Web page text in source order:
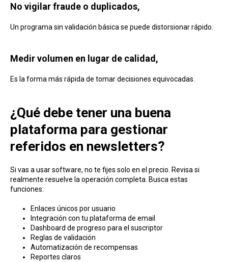
No vigilar fraude o duplicados,
Un programa sin validación básica se puede distorsionar rápido.
Medir volumen en lugar de calidad,
Es la forma más rápida de tomar decisiones equivocadas.
¿Qué debe tener una buena
plataforma para gestionar
referidos en newsletters?
Si vas a usar software, no te fijes solo en el precio. Revisa si
realmente resuelve la operación completa. Busca estas
funciones:
Enlaces únicos por usuario
Integración con tu plataforma de email
Dashboard de progreso para el suscriptor
Reglas de validación
Automatización de recompensas
Reportes claros